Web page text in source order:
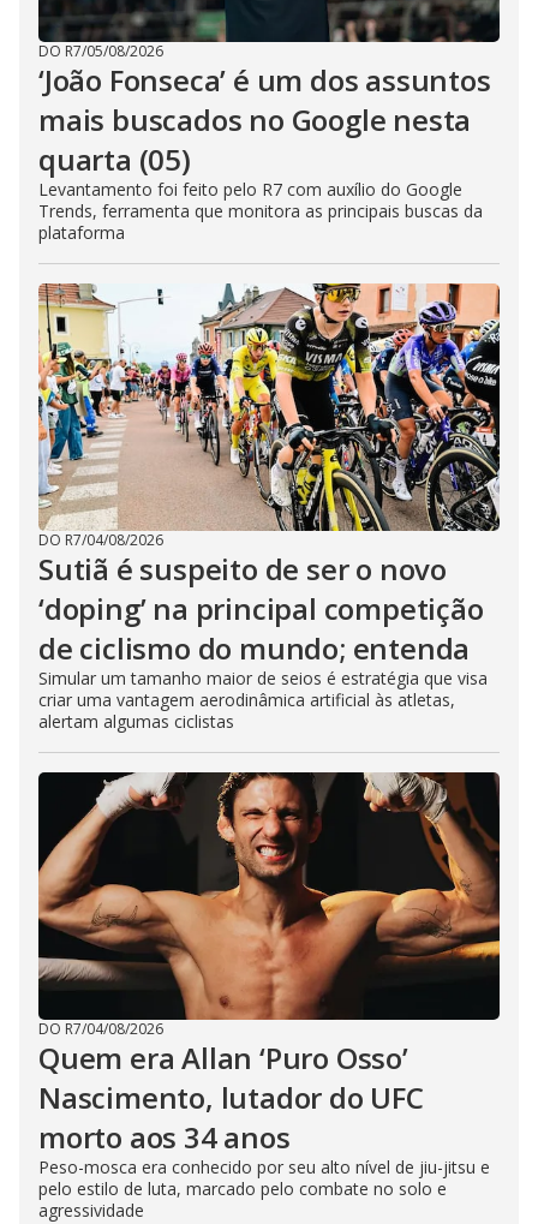
DO R7/05/08/2026
‘João Fonseca’ é um dos assuntos
mais buscados no Google nesta
quarta (05)
Levantamento foi feito pelo R7 com auxílio do Google
Trends, ferramenta que monitora as principais buscas da
plataforma
DO R7/04/08/2026
Sutiã é suspeito de ser o novo
‘doping’ na principal competição
de ciclismo do mundo; entenda
Simular um tamanho maior de seios é estratégia que visa
criar uma vantagem aerodinâmica artificial às atletas,
alertam algumas ciclistas
DO R7/04/08/2026
Quem era Allan ‘Puro Osso’
Nascimento, lutador do UFC
morto aos 34 anos
Peso-mosca era conhecido por seu alto nível de jiu-jitsu e
pelo estilo de luta, marcado pelo combate no solo e
agressividade